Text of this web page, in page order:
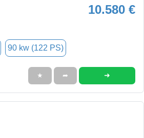
10.580 €
90 kw (122 PS)
★ ➦ ➜